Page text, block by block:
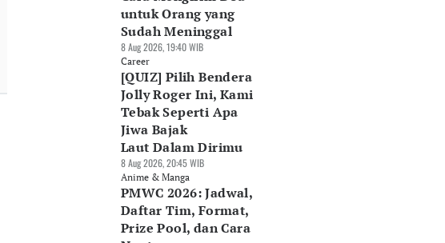
untuk Orang yang
Sudah Meninggal
8 Aug 2026, 19:40 WIB
Career
[QUIZ] Pilih Bendera
Jolly Roger Ini, Kami
Tebak Seperti Apa
Jiwa Bajak
Laut Dalam Dirimu
8 Aug 2026, 20:45 WIB
Anime & Manga
PMWC 2026: Jadwal,
Daftar Tim, Format,
Prize Pool, dan Cara